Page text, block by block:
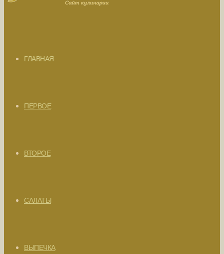
ГЛАВНАЯ
ПЕРВОЕ
ВТОРОЕ
САЛАТЫ
ВЫПЕЧКА